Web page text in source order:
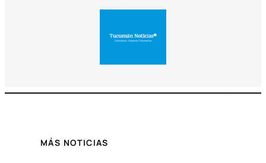
MÁS NOTICIAS